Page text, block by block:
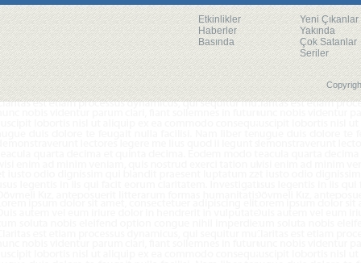
Etkinlikler
Haberler
Basında
Yeni Çıkanlar
Yakında
Çok Satanlar
Seriler